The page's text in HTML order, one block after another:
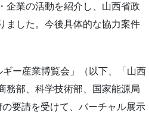
企業の活動を紹介し、山西省政
ました。今後具体的な協力案件
ー産業博覧会」（以下、「山西
務部、科学技術部、国家能源局
要請を受けて、バーチャル展示